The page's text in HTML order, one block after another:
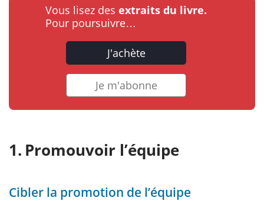
Vous lisez des extraits du livre.
Pour poursuivre…
J'achète
Je m'abonne
Promouvoir l’équipe
Cibler la promotion de l’équipe